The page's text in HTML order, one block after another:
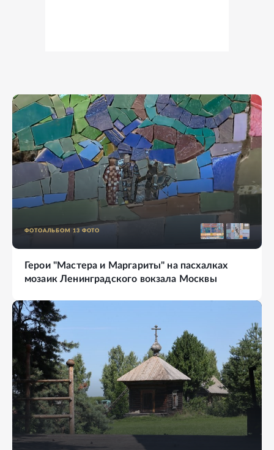
ФОТОАЛЬБОМ 13 ФОТО
Герои "Мастера и Маргариты" на пасхалках
мозаик Ленинградского вокзала Москвы